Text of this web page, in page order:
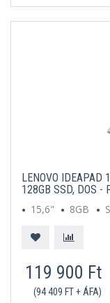
LENOVO IDEAPAD
128GB SSD, DOS -
15,6"
8GB
119 900 Ft
(94 409 FT + ÁFA)